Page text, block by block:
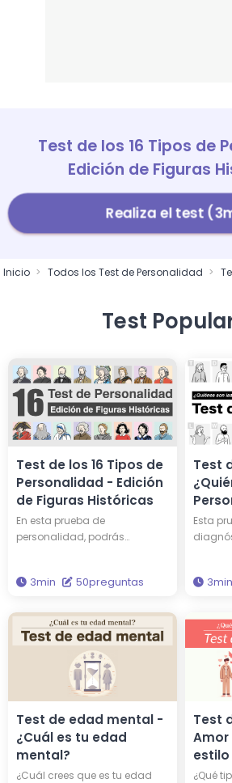
Test de los 16 Tipos de
Edición de Figuras
Realiza el test
Inicio Todos los Test de Personalidad
Test
Test de los 16 Tipos de
Personalidad - Edición
de Figuras Históricas
En esta prueba de
personalidad, podrás
famosa entre las 16 figuras
vez compartes una
personalidad similar a la de
Edison o Einstein? ¿Por qué no
te enfrentas de nuevo a tu
propia personalidad a través
de esta evaluación?
3min 50preguntas
Test
Esta
Cinco
3min
Test de edad mental -
¿Cuál es tu edad
mental?
¿Cuál crees que es tu edad
Test
Amor
¿Qué